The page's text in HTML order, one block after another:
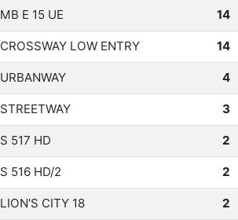
MB E 15 UE 14
CROSSWAY LOW ENTRY 14
URBANWAY 4
STREETWAY 3
S 517 HD 2
S 516 HD/2 2
LION'S CITY 18 2